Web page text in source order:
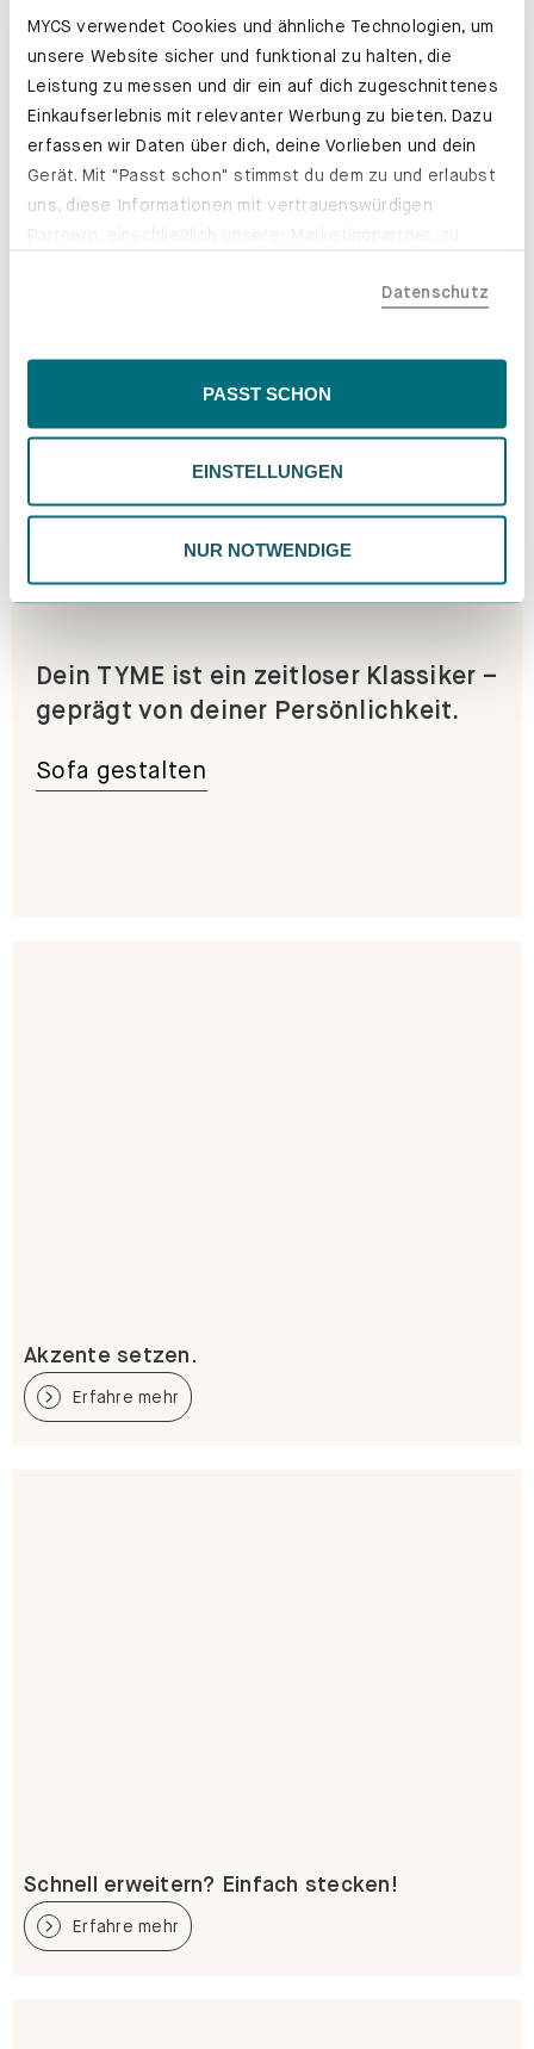
MYCS verwendet Cookies und ähnliche Technologien, um
unsere Website sicher und funktional zu halten, die
Leistung zu messen und dir ein auf dich zugeschnittenes
Einkaufserlebnis mit relevanter Werbung zu bieten. Dazu
erfassen wir Daten über dich, deine Vorlieben und dein
Gerät. Mit "Passt schon" stimmst du dem zu und erlaubst
uns, diese Informationen mit vertrauenswürdigen
der EU, beispielsweise in den USA, verarbeitet werden
Inhalte eingeschränkt sein könnten. Wähle
deiner Präferenzen. Du kannst deine Wahl jederzeit
ändern. Weitere Informationen findest du in unserer
Datenschutzrichtlinie.
Datenschutz
PASST SCHON
EINSTELLUNGEN
NUR NOTWENDIGE
Farben und Stoffe. Genau deine.
Dein TYME ist ein zeitloser Klassiker –
geprägt von deiner Persönlichkeit.
Sofa gestalten
Akzente setzen.
Erfahre mehr
Schnell erweitern? Einfach stecken!
Erfahre mehr